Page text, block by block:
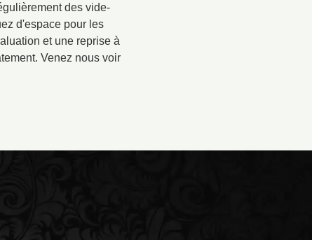
des vide-
d'espace pour les
et une reprise à
Venez nous voir